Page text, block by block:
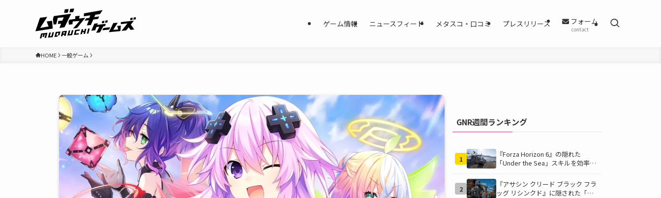
ゲーム情報 ニュースフィード メタスコ・口コミ プレスリリース フォーム
contact
HOME 一般ゲーム
GNR週間ランキング
1
『Forza Horizon 6』の隠れた
「Under the Sea」スキルを効率的
の鍵は伊東の海藻養殖場にあり！
2
『アサシン クリード ブラック フラ
ッグ リシンクド』に隠された「黒